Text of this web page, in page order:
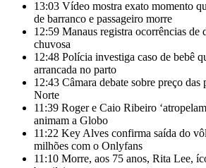
13:03 Vídeo mostra exato momento
de barranco e passageiro morre
12:59 Manaus registra ocorrências de
chuvosa
12:48 Polícia investiga caso de bebê
arrancada no parto
12:43 Câmara debate sobre preço das
Norte
11:39 Roger e Caio Ribeiro
animam a Globo
11:22 Key Alves confirma saída do
milhões com o Onlyfans
11:10 Morre, aos 75 anos, Rita Lee,